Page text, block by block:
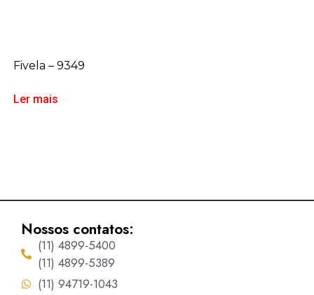
Fivela – 9349
Ler mais
Nossos contatos:
(11) 4899-5400
(11) 4899-5389
(11) 94719-1043